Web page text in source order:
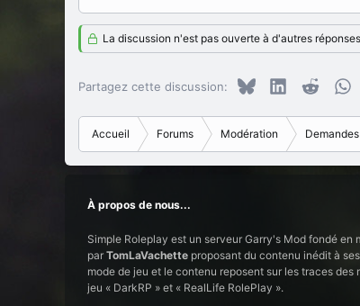
La discussion n'est pas ouverte à d'autres réponses
Partagez cette discussion: Bluesky LinkedInReddit
Accueil Forums Modération
À propos de nous...
Simple Roleplay est un serveur Garry's Mod fondé en
par TomLaVachette proposant du contenu inédit à
mode de jeu et le contenu reposent sur les traces des
jeu « DarkRP » et « RealLife RolePlay ».